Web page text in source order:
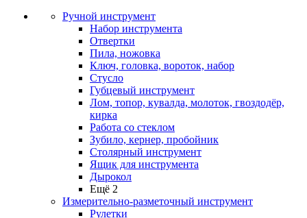
Ручной инструмент
Набор инструмента
Отвертки
Пила, ножовка
Ключ, головка, вороток, набор
Стусло
Губцевый инструмент
Лом, топор, кувалда, молоток, гвоздодёр,
кирка
Работа со стеклом
Зубило, кернер, пробойник
Столярный инструмент
Ящик для инструмента
Дырокол
Ещё 2
Измерительно-разметочный инструмент
Рулетки